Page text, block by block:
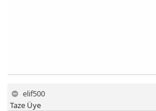
elif500
Taze Üye